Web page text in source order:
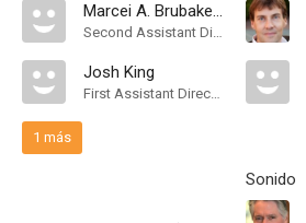
Marcei A. Brubaker Brown
Second Assistant Director
Josh King
First Assistant Director
1 más
Sonido